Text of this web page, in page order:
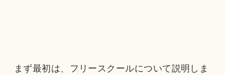
まず最初は、フリースクールについて説明しま